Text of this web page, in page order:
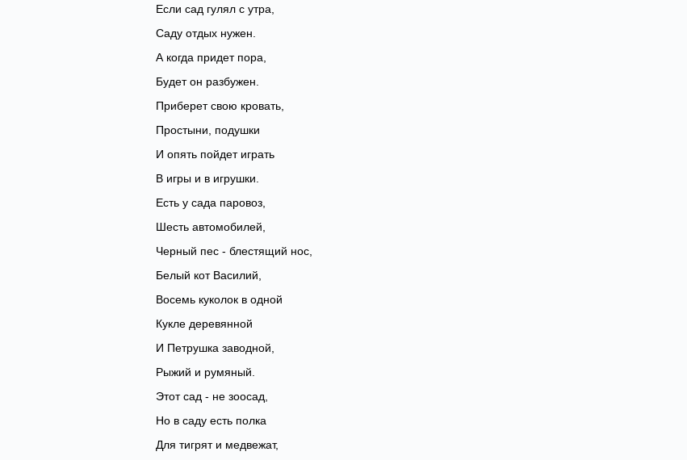
Если сад гулял с утра,
Саду отдых нужен.
А когда придет пора,
Будет он разбужен.
Приберет свою кровать,
Простыни, подушки
И опять пойдет играть
В игры и в игрушки.
Есть у сада паровоз,
Шесть автомобилей,
Черный пес - блестящий нос,
Белый кот Василий,
Восемь куколок в одной
Кукле деревянной
И Петрушка заводной,
Рыжий и румяный.
Этот сад - не зоосад,
Но в саду есть полка
Для тигрят и медвежат,